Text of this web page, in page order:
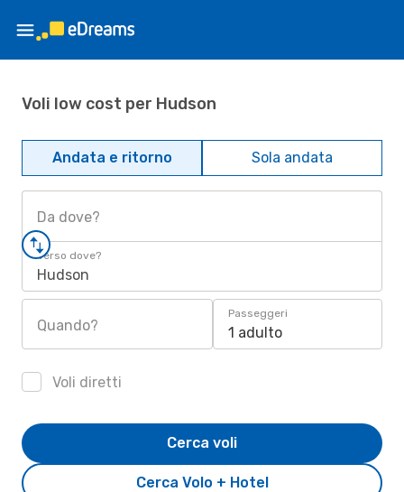
Voli low cost per Hudson
Andata e ritorno Sola andata
Da dove?
Verso dove?
Hudson
Quando?
Passeggeri
1 adulto
Voli diretti
Cerca Volo + Hotel
Cerca voli